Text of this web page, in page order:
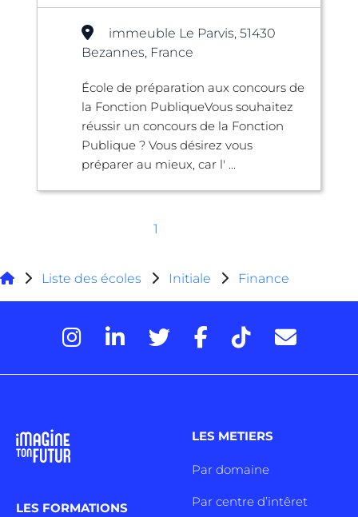
immeuble Le Parvis, 51430
Bezannes, France
École de préparation aux concours de
la Fonction PubliqueVous souhaitez
réussir un concours de la Fonction
Publique ? Vous désirez vous
préparer au mieux, car l' ...
1
Liste des écoles Initiale Finance
LES FORMATIONS
LES METIERS
Par domaine
Par centre d’intêret